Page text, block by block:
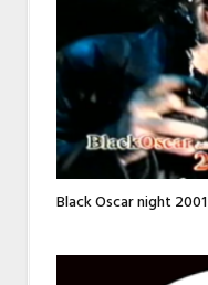
Black Oscar night 2001